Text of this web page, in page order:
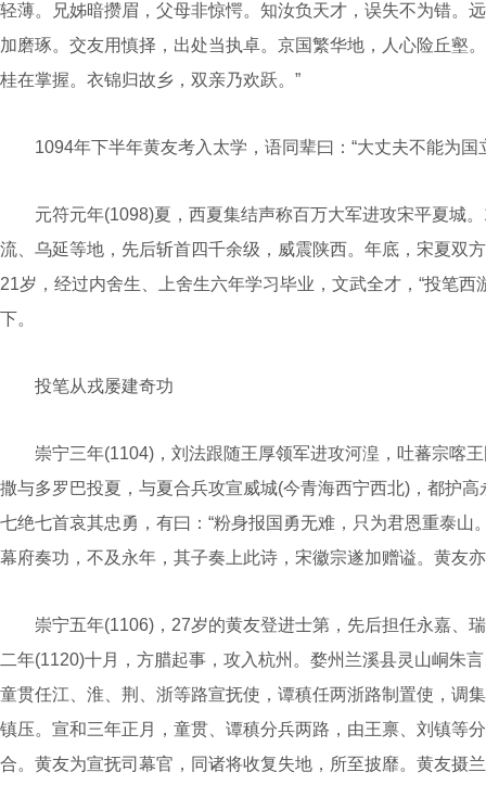
轻薄。兄姊暗攒眉，父母非惊愕。知汝负天才，误失不为错。
加磨琢。交友用慎择，出处当执卓。京国繁华地，人心险丘壑
桂在掌握。衣锦归故乡，双亲乃欢跃。”
1094年下半年黄友考入太学，语同辈曰：“大丈夫不能为国
元符元年(1098)夏，西夏集结声称百万大军进攻宋平夏城。
流、乌延等地，先后斩首四千余级，威震陕西。年底，宋夏双
21岁，经过内舍生、上舍生六年学习毕业，文武全才，“投笔
下。
投笔从戎屡建奇功
崇宁三年(1104)，刘法跟随王厚领军进攻河湟，吐蕃宗喀王
撒与多罗巴投夏，与夏合兵攻宣威城(今青海西宁西北)，都护
七绝七首哀其忠勇，有曰：“粉身报国勇无难，只为君恩重泰山
幕府奏功，不及永年，其子奏上此诗，宋徽宗遂加赠谥。黄友
崇宁五年(1106)，27岁的黄友登进士第，先后担任永嘉、瑞
二年(1120)十月，方腊起事，攻入杭州。婺州兰溪县灵山峒朱
童贯任江、淮、荆、浙等路宣抚使，谭稹任两浙路制置使，调
镇压。宣和三年正月，童贯、谭稹分兵两路，由王禀、刘镇等
合。黄友为宣抚司幕官，同诸将收复失地，所至披靡。黄友摄